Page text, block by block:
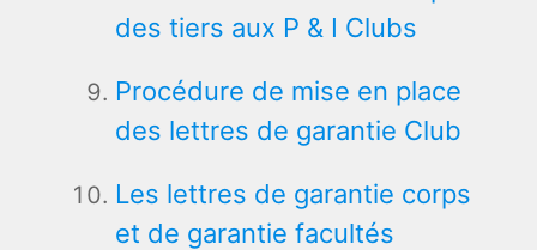
des tiers aux P & I Clubs
Procédure de mise en place
des lettres de garantie Club
Les lettres de garantie corps
et de garantie facultés